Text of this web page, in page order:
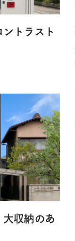
トラスト
収納のあ